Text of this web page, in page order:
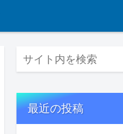
最近の投稿